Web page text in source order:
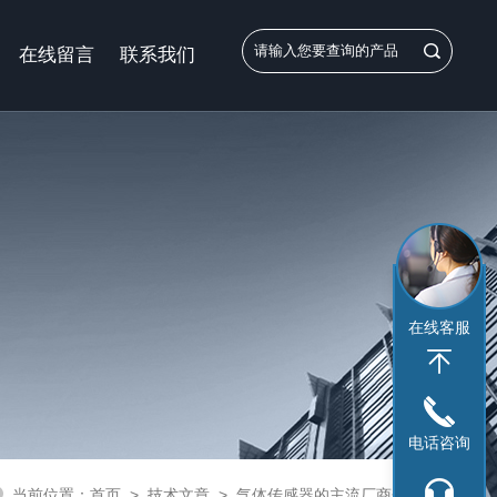
在线留言 联系我们
在线客服
电话咨询